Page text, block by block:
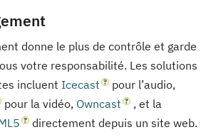
donne le plus de contrôle et garde
votre responsabilité. Les solutions
incluent Icecast
pour l’audio,
pour la vidéo, Owncast
, et la
directement depuis un site web.